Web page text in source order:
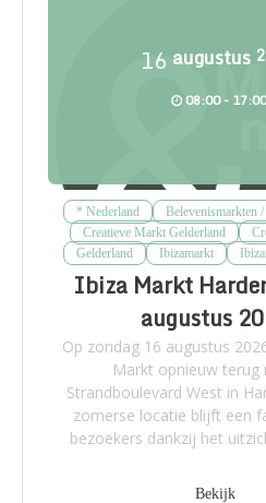
16 augustus
08:00 -
* Nederland
Belevenismarkten
Creatieve Markt Gelderland
Gelderland
Ibizamarkt
Ibiza Markt
augustus
Op zondag 16 augustus
Markt opnieuw terug
Strandboulevard West in
zomerse locatie blijft een
bezoekers dankzij het
Bekijk